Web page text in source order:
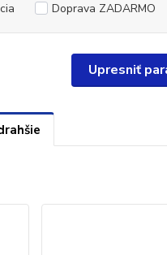
Upresniť
Doprava ZADARMO